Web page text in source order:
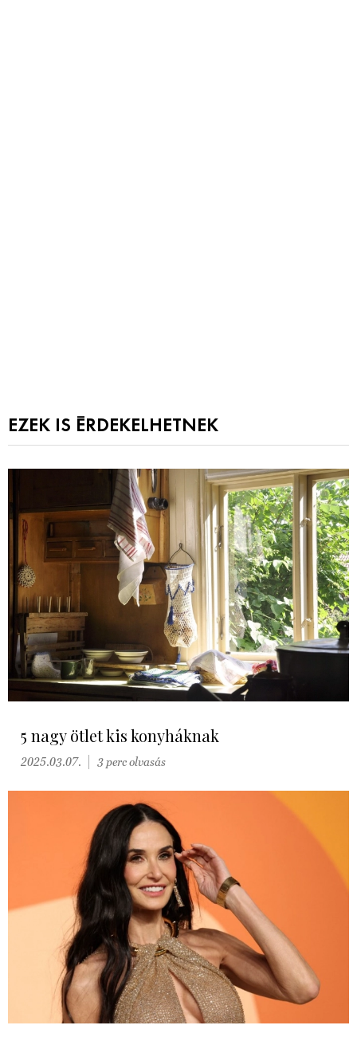
EZEK IS ÉRDEKELHETNEK
5 nagy ötlet kis konyháknak
2025.03.07. 3 perc olvasás